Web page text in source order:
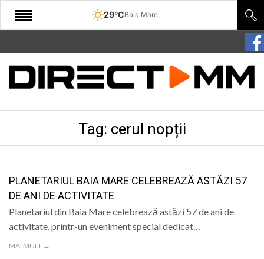
29°CBaia Mare
START
COMUNITATE
SANATATE
SPORT
SPECIAL
POLITIC
Tag: cerul nopții
PLANETARIUL BAIA MARE CELEBREAZĂ ASTĂZI 57
DE ANI DE ACTIVITATE
Planetariul din Baia Mare celebrează astăzi 57 de ani de
activitate, printr-un eveniment special dedicat…
MAI MULT →